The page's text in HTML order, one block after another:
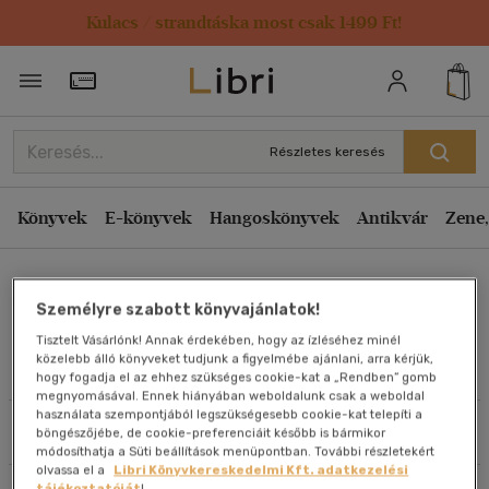
Kulacs / strandtáska most csak 1499 Ft!
Törzsvásárlói Kártya adatai
Részletes keresés
Könyvek E-könyvek Hangoskönyvek Antikvár
Művei
Szűrés Rendezés
Rendezés
Kiadás éve szerint csökkenő
Ár szerint csökkenő
Eladott darabszám szerint csökkenő
Eladott darabszám szerint növekvő
Cím szerint A-Z
Szerző szerint A-Z
Megjelenítés
Személyre szabott könyvajánlatok!
Tisztelt Vásárlónk! Annak érdekében, hogy az ízléséhez minél
közelebb álló könyveket tudjunk a figyelmébe ajánlani, arra kérjük,
hogy fogadja el az ehhez szükséges cookie-kat a „Rendben” gomb
megnyomásával. Ennek hiányában weboldalunk csak a weboldal
használata szempontjából legszükségesebb cookie-kat telepíti a
böngészőjébe, de cookie-preferenciáit később is bármikor
módosíthatja a Süti beállítások menüpontban. További részletekért
olvassa el a
Libri Könyvkereskedelmi Kft. adatkezelési